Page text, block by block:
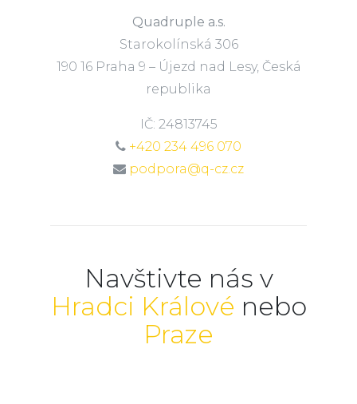
Quadruple a.s.
Starokolínská 306
190 16 Praha 9 – Újezd nad Lesy, Česká
republika
IČ: 24813745
+420 234 496 070
podpora@q-cz.cz
Navštivte nás v
Hradci Králové nebo
Praze